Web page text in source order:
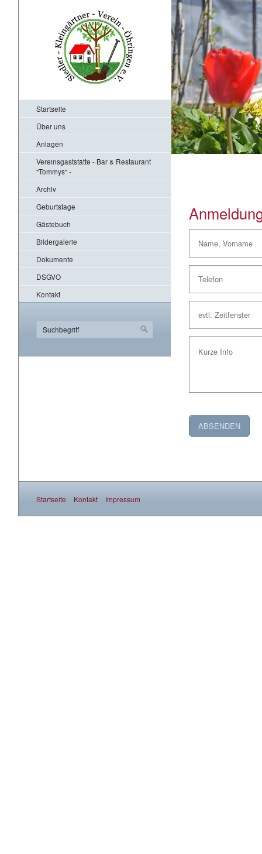
Startseite
Über uns
Anlagen
Vereinsgaststätte - Bar & Restaurant
"Tommys" -
Archiv
Geburtstage
Gästebuch
Bildergalerie
Dokumente
DSGVO
Kontakt
Startseite Kontakt Impressum